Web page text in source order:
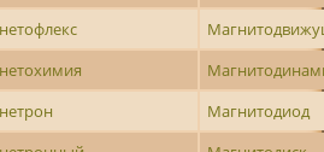
Магнитодиод